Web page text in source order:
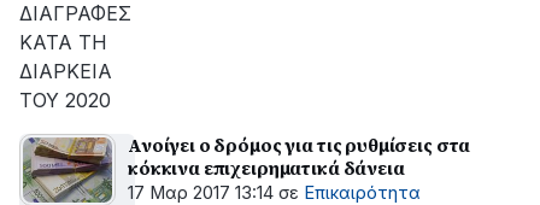
ΔΙΑΓΡΑΦΕΣ
ΚΑΤΑ ΤΗ
ΔΙΑΡΚΕΙΑ
ΤΟΥ 2020
Ανοίγει ο δρόμος για τις ρυθμίσεις στα
κόκκινα επιχειρηματικά δάνεια
17 Μαρ 2017 13:14 σε Επικαιρότητα